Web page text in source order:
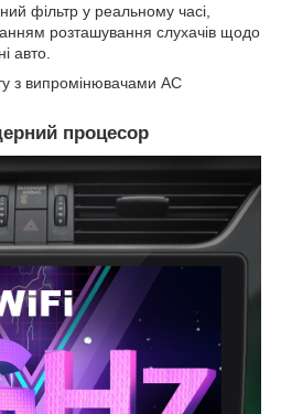
фільтр у реальному часі,
розташування слухачів щодо
авто.
з випромінювачами АС
процесор